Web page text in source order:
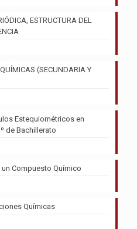
ESTRUCTURA DEL
(SECUNDARIA Y
Estequiométricos en
de Bachillerato
Compuesto Químico
Químicas